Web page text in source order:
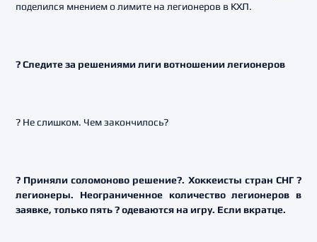
поделился мнением о лимите на легионеров в КХЛ.
? Следите за решениями лиги вотношении легионеров
? Не слишком. Чем закончилось?
? Приняли соломоново решение?. Хоккеисты стран СНГ ?
легионеры. Неограниченное количество легионеров в
заявке, только пять ? одеваются на игру. Если вкратце.